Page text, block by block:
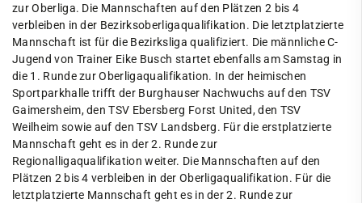
zur Oberliga. Die Mannschaften auf den Plätzen 2 bis 4
verbleiben in der Bezirksoberligaqualifikation. Die letztplatzierte
Mannschaft ist für die Bezirksliga qualifiziert. Die männliche C-
Jugend von Trainer Eike Busch startet ebenfalls am Samstag in
die 1. Runde zur Oberligaqualifikation. In der heimischen
Sportparkhalle trifft der Burghauser Nachwuchs auf den TSV
Gaimersheim, den TSV Ebersberg Forst United, den TSV
Weilheim sowie auf den TSV Landsberg. Für die erstplatzierte
Mannschaft geht es in der 2. Runde zur
Regionalligaqualifikation weiter. Die Mannschaften auf den
Plätzen 2 bis 4 verbleiben in der Oberligaqualifikation. Für die
letztplatzierte Mannschaft geht es in der 2. Runde zur